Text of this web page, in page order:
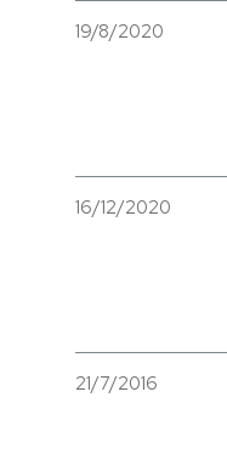
19/8/2020
16/12/2020
21/7/2016